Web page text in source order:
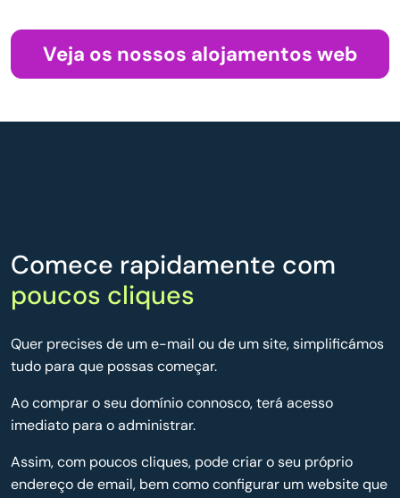
Veja os nossos alojamentos web
Comece rapidamente com
poucos cliques
Quer precises de um e-mail ou de um site, simplificámos
tudo para que possas começar.
Ao comprar o seu domínio connosco, terá acesso
imediato para o administrar.
Assim, com poucos cliques, pode criar o seu próprio
endereço de email, bem como configurar um website que